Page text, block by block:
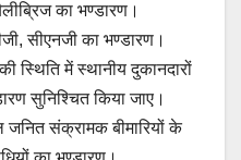
का भण्डारण।
सीएनजी का भण्डारण।
स्थिति में स्थानीय दुकानदारों
सुनिश्चित किया जाए।
जनित संक्रामक बीमारियों के